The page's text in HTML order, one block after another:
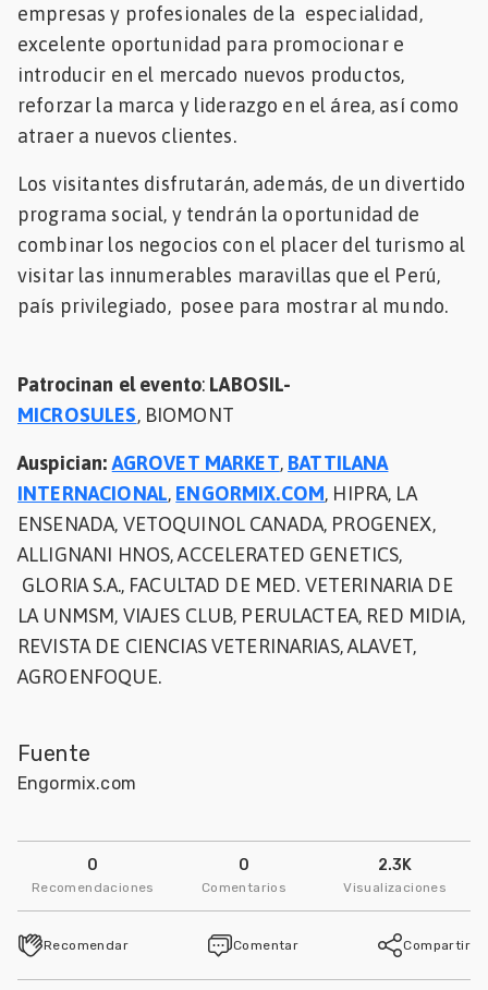
empresas y profesionales de la especialidad,
excelente oportunidad para promocionar e
introducir en el mercado nuevos productos,
reforzar la marca y liderazgo en el área, así como
atraer a nuevos clientes.
Los visitantes disfrutarán, además, de un divertido
programa social, y tendrán la oportunidad de
combinar los negocios con el placer del turismo al
visitar las innumerables maravillas que el Perú,
país privilegiado, posee para mostrar al mundo.
Patrocinan el evento: LABOSIL-
MICROSULES, BIOMONT
Auspician: AGROVET MARKET, BATTILANA
INTERNACIONAL, ENGORMIX.COM, HIPRA, LA
ENSENADA, VETOQUINOL CANADA, PROGENEX,
ALLIGNANI HNOS, ACCELERATED GENETICS,
GLORIA S.A., FACULTAD DE MED. VETERINARIA DE
LA UNMSM, VIAJES CLUB, PERULACTEA, RED MIDIA,
REVISTA DE CIENCIAS VETERINARIAS, ALAVET,
AGROENFOQUE.
Fuente
Engormix.com
0
Recomendaciones
0
Comentarios
2.3K
Visualizaciones
Recomendar Comentar Compartir